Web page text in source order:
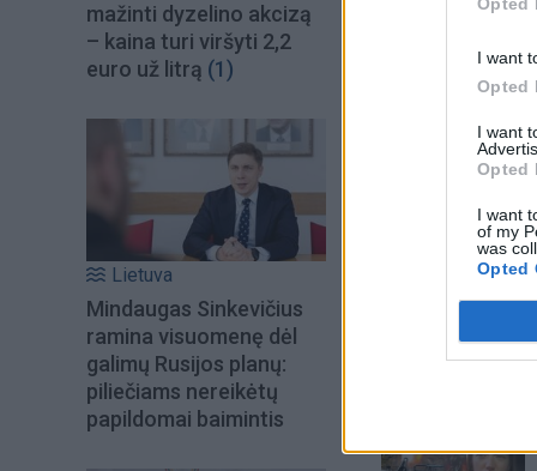
I want
Opted
I want
Opted
I want
of my
was
Opted
mažinti dyzelino akcizą
– kaina turi viršyti 2,2
euro už litrą (1)
Lietuva
Mindaugas Sinkevičius
ramina visuomenę dėl
galimų Rusijos planų:
piliečiams nereikėtų
papildomai baimintis